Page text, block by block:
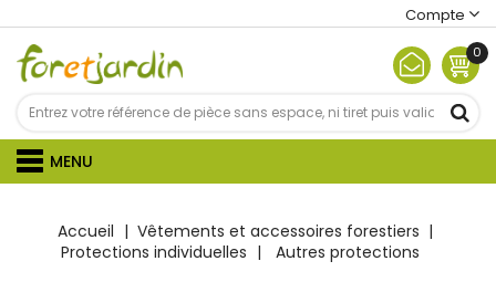
Compte
0
MENU
Accueil
Vêtements et accessoires forestiers
Protections individuelles
Autres protections